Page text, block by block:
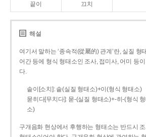
끝이 끄치
해설
여기서 말하는 ‘종속적(從屬的) 관계’란, 실질 형
어간 등에 형식 형태소인 조사, 접미사, 어미 등
다.
솥이[소치]: 솥(실질 형태소)+이(형식 형태소)
묻히다[무치다]: 묻­-(실질 형태소)+­-히­-(형식
소)
구개음화 현상에서 후행하는 형태소는 반드시